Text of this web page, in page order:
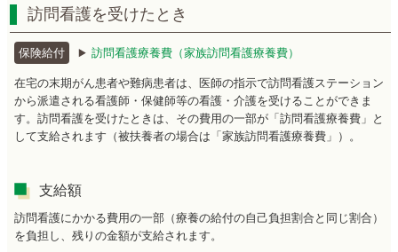
訪問看護を受けたとき
保険給付 訪問看護療養費（家族訪問看護療養費）
在宅の末期がん患者や難病患者は、医師の指示で訪問看護ステーション
から派遣される看護師・保健師等の看護・介護を受けることができま
す。訪問看護を受けたときは、その費用の一部が「訪問看護療養費」と
して支給されます（被扶養者の場合は「家族訪問看護療養費」）。
支給額
訪問看護にかかる費用の一部（療養の給付の自己負担割合と同じ割合）
を負担し、残りの金額が支給されます。